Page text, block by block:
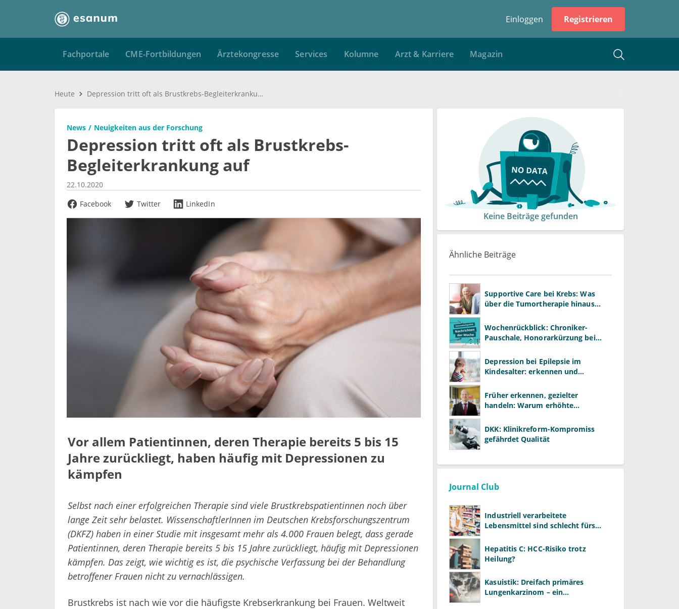
Einloggen Registrieren
Fachportale CME-Fortbildungen Ärztekongresse Services Kolumne Arzt & Karriere Magazin
Heute Depression tritt oft als Brustkrebs-Begleiterkrankung auf
News Neuigkeiten aus der Forschung
Depression tritt oft als Brustkrebs-
Begleiterkrankung auf
22.10.2020
Facebook
Twitter LinkedIn
Vor allem Patientinnen, deren Therapie bereits 5 bis 15
Jahre zurückliegt, haben häufig mit Depressionen zu
kämpfen
Selbst nach einer erfolgreichen Therapie sind viele Brustkrebspatientinnen noch über
lange Zeit sehr belastet. WissenschaftlerInnen im Deutschen Krebsforschungszentrum
(DKFZ) haben in einer Studie mit insgesamt mehr als 4.000 Frauen belegt, dass gerade
Patientinnen, deren Therapie bereits 5 bis 15 Jahre zurückliegt, häufig mit Depressionen
kämpfen. Das zeigt, wie wichtig es ist, die psychische Verfassung bei der Behandlung
betroffener Frauen nicht zu vernachlässigen.
Brustkrebs ist nach wie vor die häufigste Krebserkrankung bei Frauen. Weltweit
Keine Beiträge gefunden
Ähnliche Beiträge
Supportive Care bei Krebs: Was
über die Tumortherapie hinaus
Wochenrückblick: Chroniker-
Pauschale, Honorarkürzung bei
Depression bei Epilepsie im
Kindesalter: erkennen und
Früher erkennen, gezielter
handeln: Warum erhöhte
als ALT und AST
DKK: Klinikreform-Kompromiss
gefährdet Qualität
Journal Club
Industriell verarbeitete
Lebensmittel sind schlecht fürs
Hepatitis C: HCC-Risiko trotz
Heilung?
Kasuistik: Dreifach primäres
Lungenkarzinom – ein